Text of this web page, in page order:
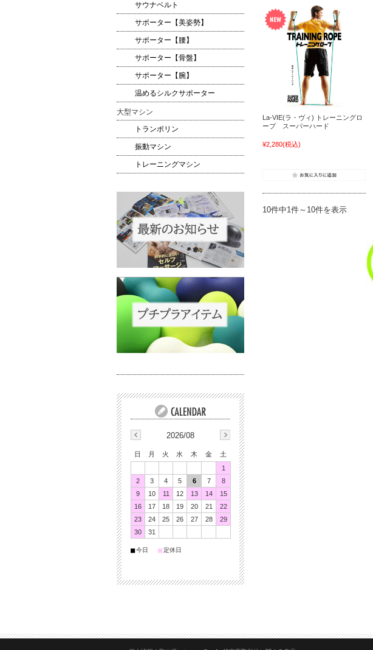
La-VIE(ラ・ヴィ) トレーニングロ
ープ スーパーハード
¥2,280(税込)
10件中1件～10件を表示
サウナベルト
サポーター【美姿勢】
サポーター【腰】
サポーター【骨盤】
サポーター【腕】
温めるシルクサポーター
大型マシン
トランポリン
振動マシン
トレーニングマシン
2026/08
日 月 火 水 木 金
土
1
2
3 4 5 6 7
8
9
10 11 12 13 14
15
16
17 18 19 20 21
22
23
24 25 26 27 28
29
30
31
■今日 ■定休日